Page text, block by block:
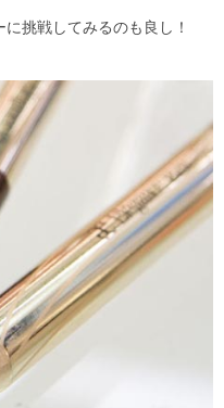
挑戦してみるのも良し！